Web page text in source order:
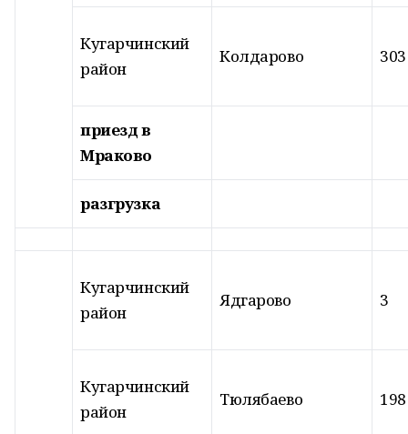
Кугарчинский
район
Колдарово 303
приезд в
Мраково
разгрузка
Кугарчинский
район
Ядгарово 3
Кугарчинский
район
Тюлябаево 198